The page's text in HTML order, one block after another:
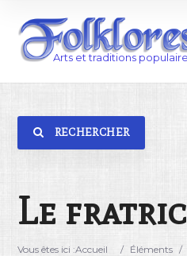
RECHERCHER
Le
Vous êtes ici :Accueil / Éléments /